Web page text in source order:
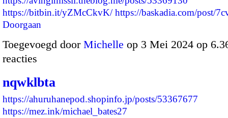
https://bitbin.it/yZMcCkvK/ https://baskadia.com/post/
Doorgaan
Toegevoegd door Michelle op 3 Mei 2024 op
reacties
nqwklbta
https://ahuruhanepod.shopinfo.jp/posts/53367677
https://mez.ink/michael_bates27